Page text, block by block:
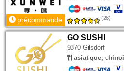
précommande (28)
GO SUSHI
9370 Gilsdorf
asiatique,